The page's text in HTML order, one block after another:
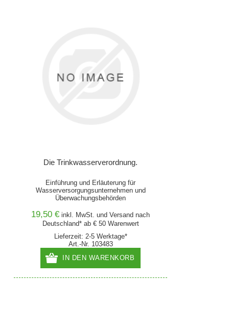
Die Trinkwasserverordnung.
Einführung und Erläuterung für
Wasserversorgungsunternehmen und
Überwachungsbehörden
19,50 € inkl. MwSt. undVersand nach
Deutschland* ab € 50 Warenwert
Lieferzeit: 2-5 Werktage*
Art.-Nr. 103483
IN DEN WARENKORB